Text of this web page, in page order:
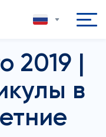
2019 |
в